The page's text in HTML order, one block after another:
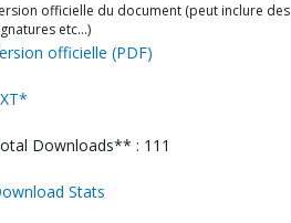
officielle du document (peut inclure des
etc…)
officielle (PDF)
Downloads** : 111
Stats